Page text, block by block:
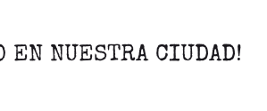
EN NUESTRA CIUDAD!